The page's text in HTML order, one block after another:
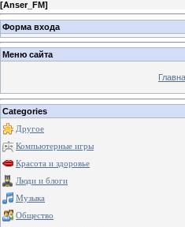
[Anser_FM]
Форма входа
Меню сайта
Categories
Другое
Компьютерные игры
Красота и здоровье
Люди и блоги
Музыка
Общество